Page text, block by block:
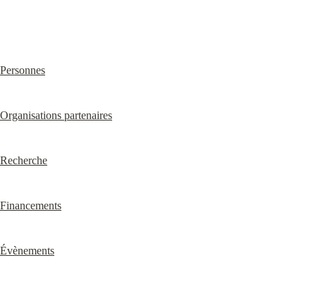
Personnes
Organisations partenaires
Recherche
Financements
Évènements